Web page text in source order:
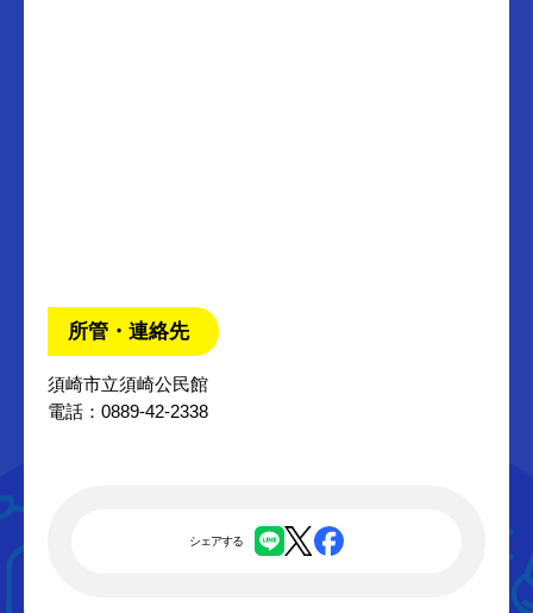
所管・連絡先
須崎市立須崎公民館
電話：0889-42-2338
シェアする